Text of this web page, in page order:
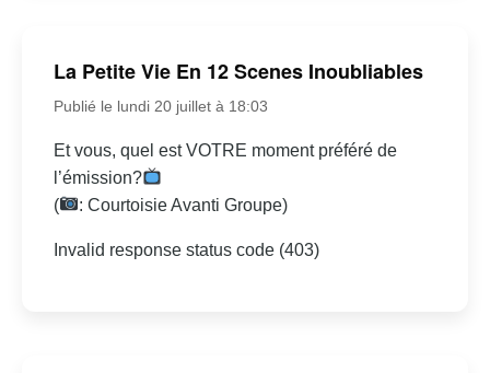
La Petite Vie En 12 Scenes Inoubliables
Publié le lundi 20 juillet à 18:03
Et vous, quel est VOTRE moment préféré de
l’émission?
(
: Courtoisie Avanti Groupe)
Invalid response status code (403)